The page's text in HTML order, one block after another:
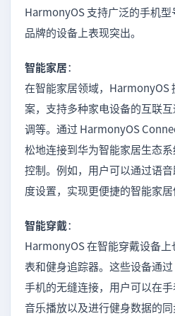
HarmonyOS 支持广泛的手机
品牌的设备上表现突出。
智能家居：
在智能家居领域，HarmonyOS
案，支持多种家电设备的互联
调等。通过 HarmonyOS
松地连接到华为智能家居生态
控制。例如，用户可以通过语
度设置，实现更便捷的智能家居
智能穿戴：
HarmonyOS 在智能穿戴设备
表和健身追踪器。这些设备通
手机的无缝连接，用户可以在
音乐播放以及进行健身数据的